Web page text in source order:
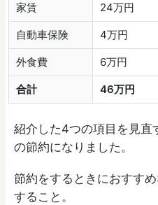
家賃 24万円
自動車保険 4万円
外食費 6万円
合計 46万円
紹介した4つの項目を見直
の節約になりました。
節約をするときにおすす
すること。